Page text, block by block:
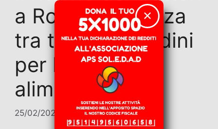
a Roma: l’alleanza
tra terra e cittadini
per la sovranità
alimentare
25/02/2026 Roberto Cabrino
✕